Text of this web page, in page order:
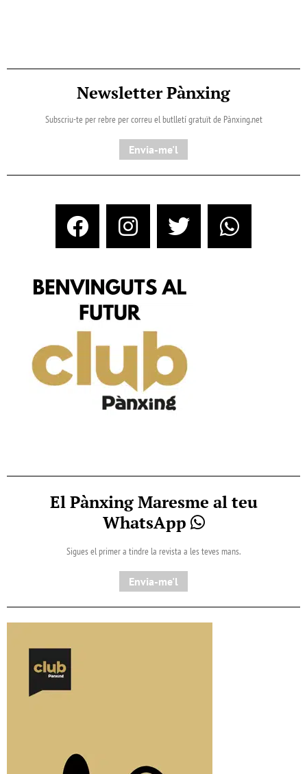
Newsletter Pànxing
Subscriu-te per rebre per correu el butlletí gratuït de Pànxing.net​
Envia-me'l
El Pànxing Maresme al teu
WhatsApp
Sigues el primer a tindre la revista a les teves mans.
Envia-me'l